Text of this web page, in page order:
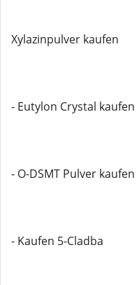
Xylazinpulver kaufen
- Eutylon Crystal kaufen
- O-DSMT Pulver kaufen
- Kaufen 5-Cladba